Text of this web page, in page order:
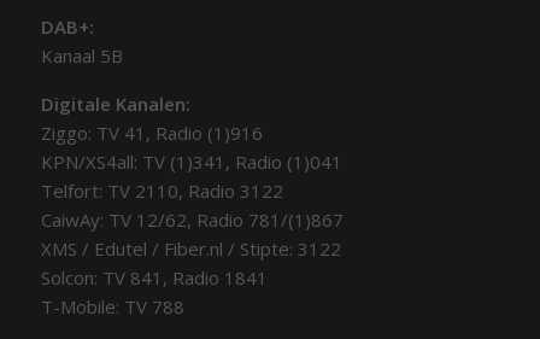
DAB+:
Kanaal 5B
Digitale Kanalen:
Ziggo: TV 41, Radio (1)916
KPN/XS4all: TV (1)341, Radio (1)041
Telfort: TV 2110, Radio 3122
CaiwAy: TV 12/62, Radio 781/(1)867
XMS / Edutel / Fiber.nl / Stipte: 3122
Solcon: TV 841, Radio 1841
T-Mobile: TV 788